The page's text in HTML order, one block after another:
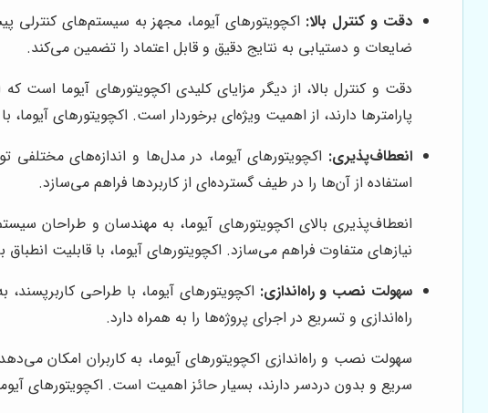
دقت و کنترل بالا: اکچویتورهای آیوما، مجهز به سیستم‌های کنترلی
ضایعات و دستیابی به نتایج دقیق و قابل اعتماد را تضمین می‌کند.
دقت و کنترل بالا، از دیگر مزایای کلیدی اکچویتورهای آیوما است
پارامترها دارند، از اهمیت ویژه‌ای برخوردار است. اکچویتورهای
انعطاف‌پذیری: اکچویتورهای آیوما، در مدل‌ها و اندازه‌های
استفاده از آن‌ها را در طیف گسترده‌ای از کاربردها فراهم می‌سازد.
انعطاف‌پذیری بالای اکچویتورهای آیوما، به مهندسان و طراحان
نیازهای متفاوت فراهم می‌سازد. اکچویتورهای آیوما، با قابلیت
سهولت نصب و راه‌اندازی: اکچویتورهای آیوما، با طراحی
راه‌اندازی و تسریع در اجرای پروژه‌ها را به همراه دارد.
سهولت نصب و راه‌اندازی اکچویتورهای آیوما، به کاربران امکان
سریع و بدون دردسر دارند، بسیار حائز اهمیت است. اکچویتورهای